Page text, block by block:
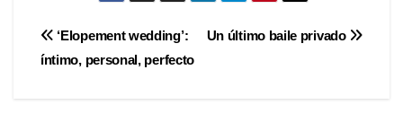
Navegación
Un último baile privado
‘Elopement wedding’:
íntimo, personal, perfecto